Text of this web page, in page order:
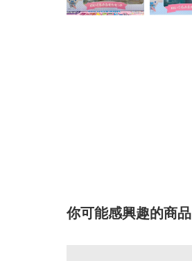
你可能感興趣的商品